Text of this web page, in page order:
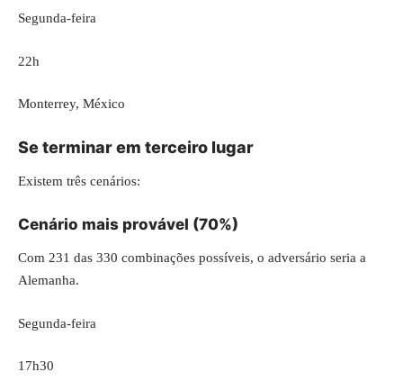
Segunda-feira
22h
Monterrey, México
Se terminar em terceiro lugar
Existem três cenários:
Cenário mais provável (70%)
Com 231 das 330 combinações possíveis, o adversário seria a
Alemanha.
Segunda-feira
17h30